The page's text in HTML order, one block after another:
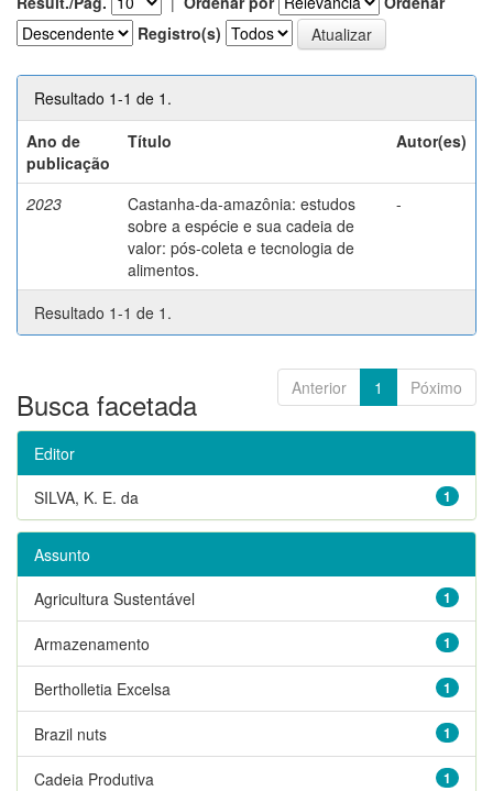
Registro(s)
Resultado 1-1 de 1.
Ano de
publicação
Título Autor(es)
2023
Castanha-da-amazônia: estudos
sobre a espécie e sua cadeia de
valor: pós-coleta e tecnologia de
alimentos.
-
Resultado 1-1 de 1.
Anterior 1 Póximo
Busca facetada
Editor
1
SILVA, K. E. da
Assunto
1
Agricultura Sustentável
1
Armazenamento
1
Bertholletia Excelsa
1
Brazil nuts
1
Cadeia Produtiva